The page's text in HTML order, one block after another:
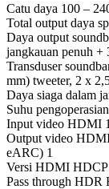
Catu daya 100 –
Total output daya
Daya output
jangkauan penuh +
Transduser
mm) tweeter, 2 x
Daya siaga dalam
Suhu pengoperasian
Input video HDMI 1
Output video
eARC) 1
Versi HDMI HDCP
Pass through HDR